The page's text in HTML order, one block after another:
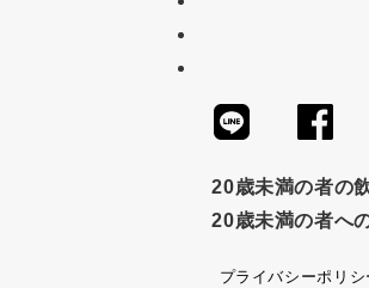
20歳未満の者の
20歳未満の者へ
プライバシーポリシ